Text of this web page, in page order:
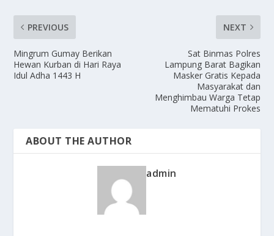
PREVIOUS
Mingrum Gumay Berikan
Hewan Kurban di Hari Raya
Idul Adha 1443 H
NEXT
Sat Binmas Polres
Lampung Barat Bagikan
Masker Gratis Kepada
Masyarakat dan
Menghimbau Warga Tetap
Mematuhi Prokes
ABOUT THE AUTHOR
admin